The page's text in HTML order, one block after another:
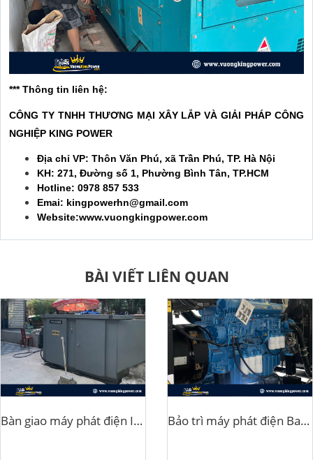
*** Thông tin liên hệ:
CÔNG TY TNHH THƯƠNG MẠI XÂY LẮP VÀ GIẢI PHÁP CÔNG
NGHIỆP KING POWER
Địa chỉ VP: Thôn Văn Phú, xã Trần Phú, TP. Hà Nội
KH: 271, Đường số 1, Phường Bình Tân, TP.HCM
Hotline: 0978 857 533
Emai: kingpowerhn@gmail.com
Website:www.vuongkingpower.com
BÀI VIẾT LIÊN QUAN
Bàn giao máy phát điện Isuzu 100kva nhà hàng Hải Sản tại Thái Bình Bảo trì máy phát điện Baudouin 750kva tại Quảng Ninh